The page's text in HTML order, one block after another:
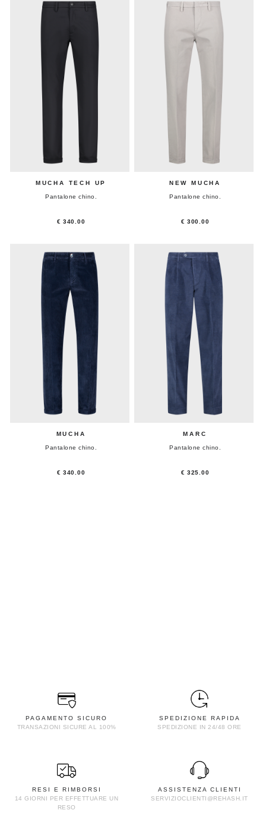
MUCHA TECH UP
Pantalone chino.
€ 340.00
NEW MUCHA
Pantalone chino.
€ 300.00
MUCHA
Pantalone chino.
€ 340.00
MARC
Pantalone chino.
€ 325.00
PAGAMENTO SICURO
TRANSAZIONI SICURE AL 100%
SPEDIZIONE RAPIDA
SPEDIZIONE IN 24/48 ORE
RESI E RIMBORSI
14 GIORNI PER EFFETTUARE UN
RESO
ASSISTENZA CLIENTI
SERVIZIOCLIENTI@REHASH.IT